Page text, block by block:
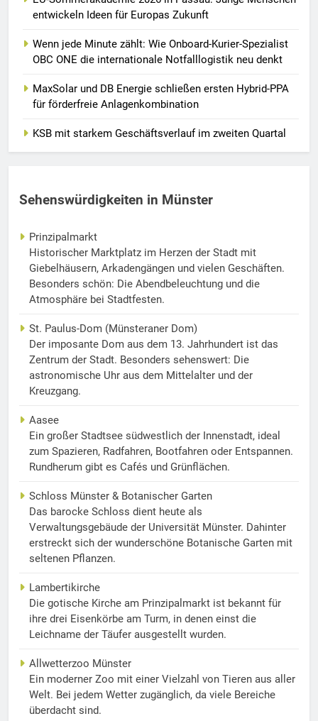
entwickeln Ideen für Europas Zukunft
Wenn jede Minute zählt: Wie Onboard-Kurier-Spezialist
OBC ONE die internationale Notfalllogistik neu denkt
MaxSolar und DB Energie schließen ersten Hybrid-PPA
für förderfreie Anlagenkombination
KSB mit starkem Geschäftsverlauf im zweiten Quartal
Sehenswürdigkeiten in Münster
Prinzipalmarkt
Historischer Marktplatz im Herzen der Stadt mit
Giebelhäusern, Arkadengängen und vielen Geschäften.
Besonders schön: Die Abendbeleuchtung und die
Atmosphäre bei Stadtfesten.
St. Paulus-Dom (Münsteraner Dom)
Der imposante Dom aus dem 13. Jahrhundert ist das
Zentrum der Stadt. Besonders sehenswert: Die
astronomische Uhr aus dem Mittelalter und der
Kreuzgang.
Aasee
Ein großer Stadtsee südwestlich der Innenstadt, ideal
zum Spazieren, Radfahren, Bootfahren oder Entspannen.
Rundherum gibt es Cafés und Grünflächen.
Schloss Münster & Botanischer Garten
Das barocke Schloss dient heute als
Verwaltungsgebäude der Universität Münster. Dahinter
erstreckt sich der wunderschöne Botanische Garten mit
seltenen Pflanzen.
Lambertikirche
Die gotische Kirche am Prinzipalmarkt ist bekannt für
ihre drei Eisenkörbe am Turm, in denen einst die
Leichname der Täufer ausgestellt wurden.
Allwetterzoo Münster
Ein moderner Zoo mit einer Vielzahl von Tieren aus aller
Welt. Bei jedem Wetter zugänglich, da viele Bereiche
überdacht sind.